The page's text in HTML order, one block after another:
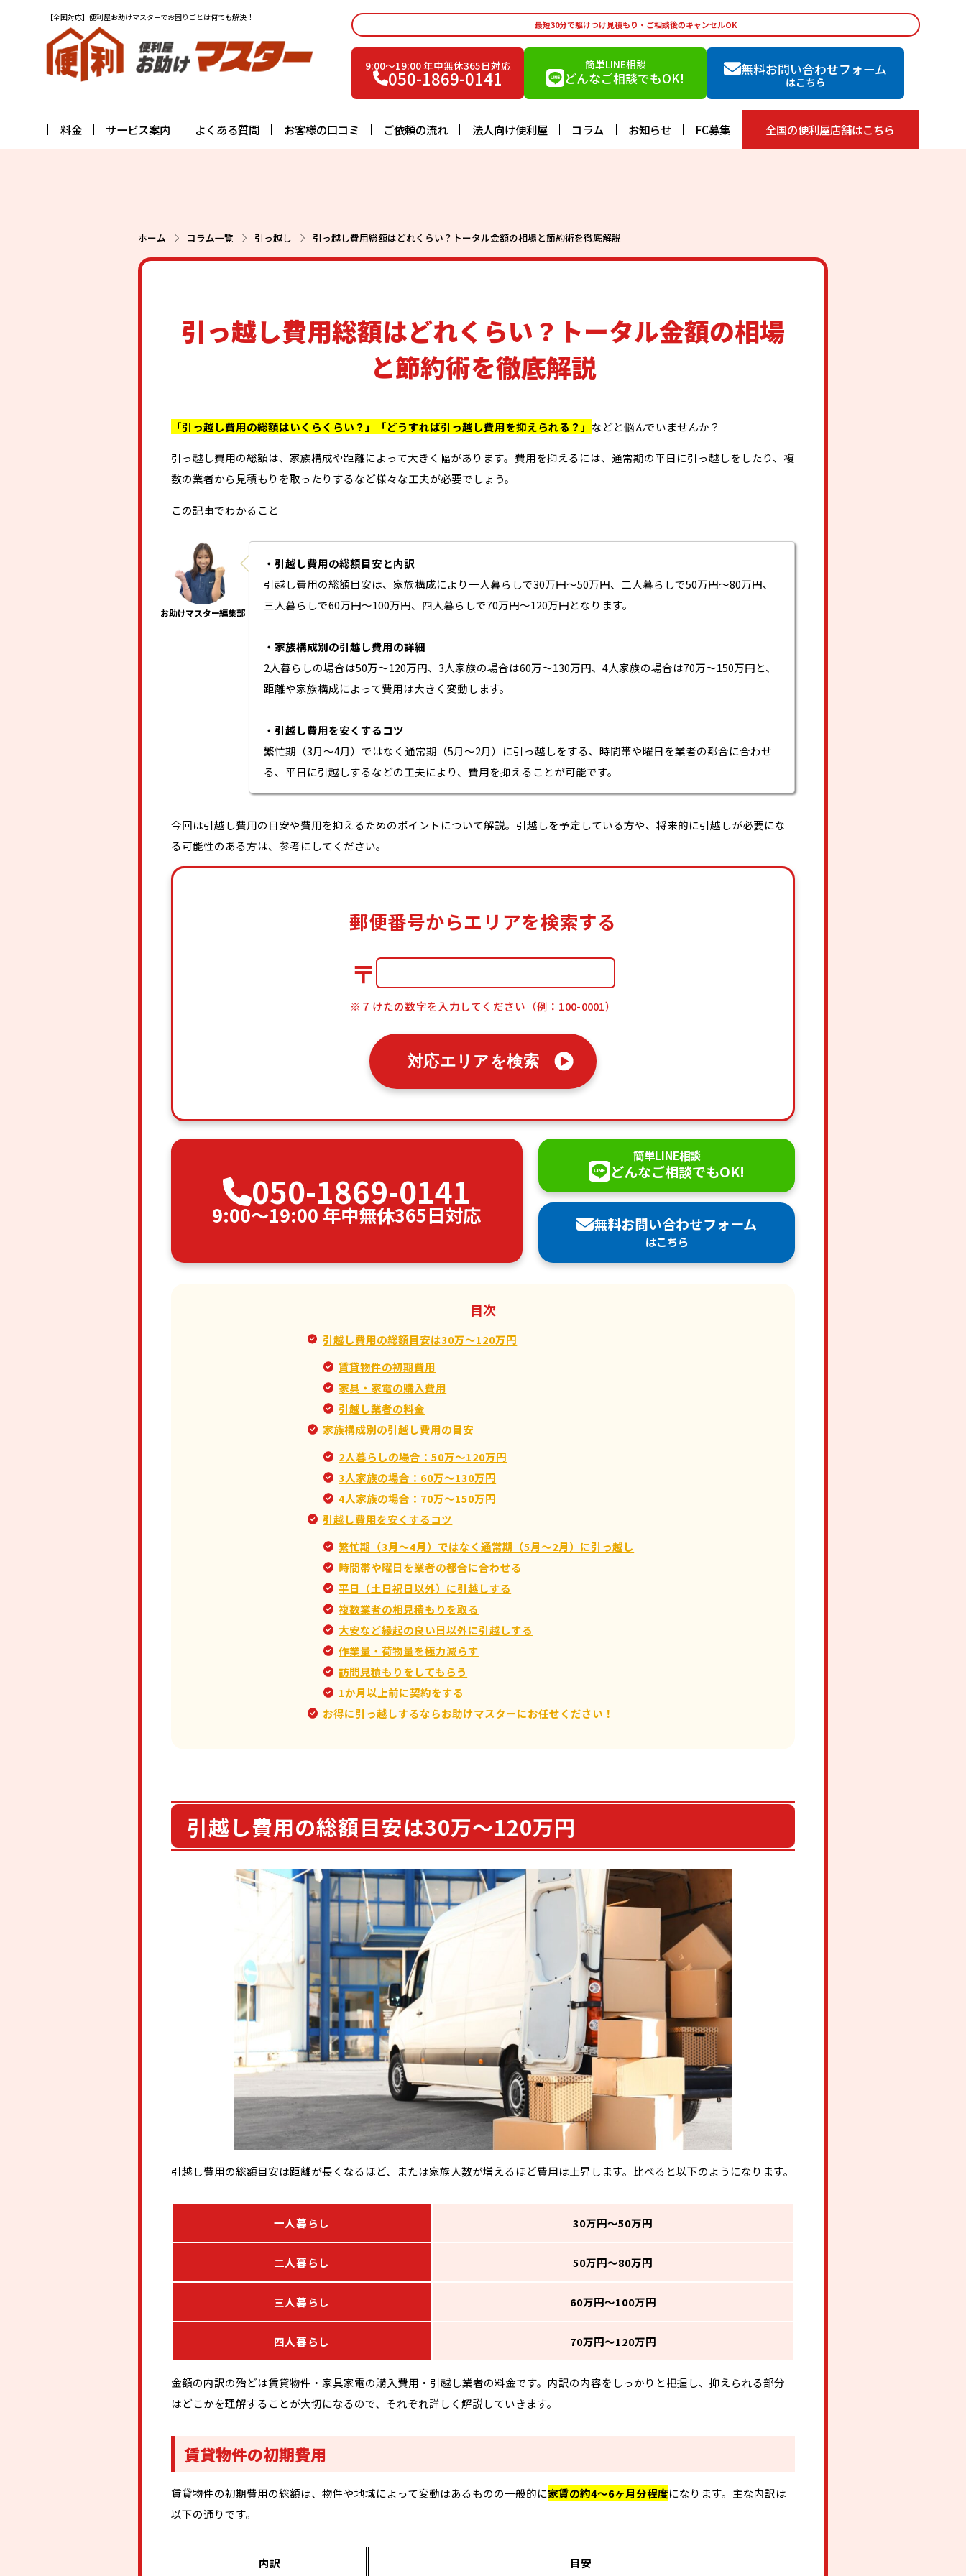
【全国対応】便利屋お助けマスターでお困りごとは何でも解決！
最短30分で駆けつけ見積もり・ご相談後のキャンセルOK
9:00〜19:00 年中無休365日対応
050-1869-0141
簡単LINE相談
どんなご相談でもOK!
無料お問い合わせフォーム
はこちら
料金 サービス案内 よくある質問 お客様の口コミ ご依頼の流れ 法人向け便利屋 コラム お知らせ FC募集 全国の便利屋店舗はこちら
ホーム コラム一覧 引っ越し 引っ越し費用総額はどれくらい？トータル金額の相場と節約術を徹底解説
引っ越し費用総額はどれくらい？トータル金額の相場
と節約術を徹底解説
「引っ越し費用の総額はいくらくらい？」「どうすれば引っ越し費用を抑えられる？」 などと悩んでいませんか？
引っ越し費用の総額は、家族構成や距離によって大きく幅があります。費用を抑えるには、通常期の平日に引っ越しをしたり、複
数の業者から見積もりを取ったりするなど様々な工夫が必要でしょう。
この記事でわかること
・引越し費用の総額目安と内訳
引越し費用の総額目安は、家族構成により一人暮らしで30万円〜50万円、二人暮らしで50万円〜80万円、
三人暮らしで60万円〜100万円、四人暮らしで70万円〜120万円となります。
・家族構成別の引越し費用の詳細
2人暮らしの場合は50万〜120万円、3人家族の場合は60万〜130万円、4人家族の場合は70万〜150万円と、
距離や家族構成によって費用は大きく変動します。
・引越し費用を安くするコツ
繁忙期（3月～4月）ではなく通常期（5月～2月）に引っ越しをする、時間帯や曜日を業者の都合に合わせ
る、平日に引越しするなどの工夫により、費用を抑えることが可能です。
今回は引越し費用の目安や費用を抑えるためのポイントについて解説。引越しを予定している方や、将来的に引越しが必要にな
る可能性のある方は、参考にしてください。
郵便番号からエリアを検索する
〒
※７けたの数字を入力してください（例：100-0001）
対応エリアを検索
050-1869-0141
9:00〜19:00 年中無休365日対応
簡単LINE相談
どんなご相談でもOK!
無料お問い合わせフォーム
はこちら
目次
引越し費用の総額目安は30万〜120万円
賃貸物件の初期費用
家具・家電の購入費用
引越し業者の料金
家族構成別の引越し費用の目安
2人暮らしの場合：50万〜120万円
3人家族の場合：60万〜130万円
4人家族の場合：70万〜150万円
引越し費用を安くするコツ
繁忙期（3月～4月）ではなく通常期（5月～2月）に引っ越し
時間帯や曜日を業者の都合に合わせる
平日（土日祝日以外）に引越しする
複数業者の相見積もりを取る
大安など縁起の良い日以外に引越しする
作業量・荷物量を極力減らす
訪問見積もりをしてもらう
1か月以上前に契約をする
お得に引っ越しするならお助けマスターにお任せください！
引越し費用の総額目安は30万〜120万円
引越し費用の総額目安は距離が長くなるほど、または家族人数が増えるほど費用は上昇します。比べると以下のようになります。
一人暮らし 30万円〜50万円
二人暮らし 50万円〜80万円
三人暮らし 60万円〜100万円
四人暮らし 70万円〜120万円
金額の内訳の殆どは賃貸物件・家具家電の購入費用・引越し業者の料金です。内訳の内容をしっかりと把握し、抑えられる部分
はどこかを理解することが大切になるので、それぞれ詳しく解説していきます。
賃貸物件の初期費用
賃貸物件の初期費用の総額は、物件や地域によって変動はあるものの一般的に家賃の約4〜6ヶ月分程度になります。主な内訳は
以下の通りです。
内訳 目安